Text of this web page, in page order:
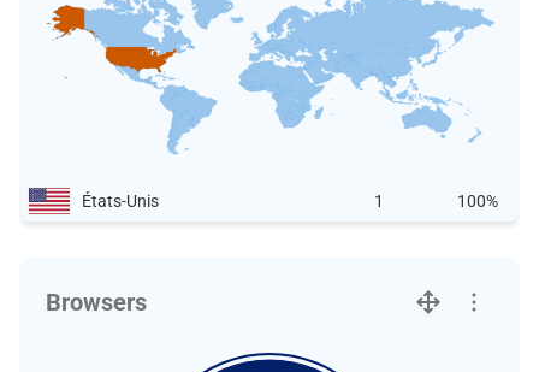
États-Unis 1 100%
Browsers